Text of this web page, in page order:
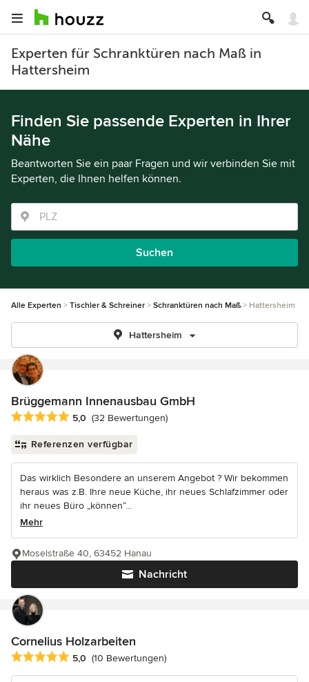
Experten für Schranktüren nach Maß in
Hattersheim
Finden Sie passende Experten in Ihrer
Nähe
Beantworten Sie ein paar Fragen und wir verbinden Sie mit
Experten, die Ihnen helfen können.
Suchen
Alle Experten Tischler & Schreiner Schranktüren nach Maß Hattersheim
Hattersheim
Brüggemann Innenausbau GmbH
Durchschnittliche Bewertung: 5 von 5 Sternen
5,0 (32 Bewertungen)
Referenzen verfügbar
Das wirklich Besondere an unserem Angebot ? Wir bekommen
heraus was z.B. Ihre neue Küche, ihr neues Schlafzimmer oder
ihr neues Büro „können“...
Mehr
Nachricht
Moselstraße 40, 63452 Hanau
Cornelius Holzarbeiten
Durchschnittliche Bewertung: 5 von 5 Sternen
5,0 (10 Bewertungen)